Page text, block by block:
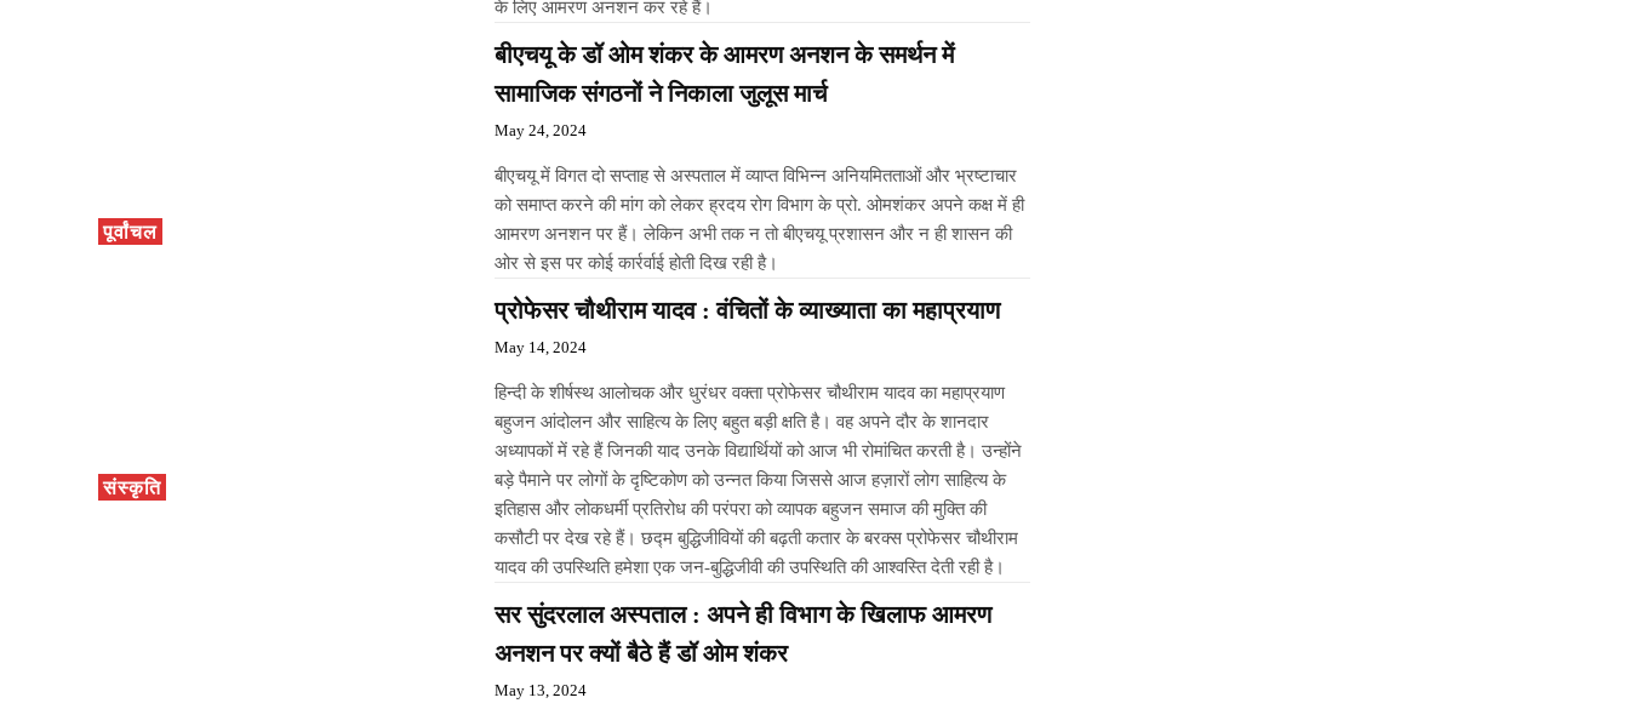
के लिए आमरण अनशन कर रहे हैं।
पूर्वांचल
बीएचयू के डॉ ओम शंकर के आमरण अनशन के समर्थन में
सामाजिक संगठनों ने निकाला जुलूस मार्च
May 24, 2024
बीएचयू में विगत दो सप्ताह से अस्पताल में व्याप्त विभिन्न अनियमितताओं और भ्रष्टाचार
को समाप्त करने की मांग को लेकर ह्रदय रोग विभाग के प्रो. ओमशंकर अपने कक्ष में ही
आमरण अनशन पर हैं। लेकिन अभी तक न तो बीएचयू प्रशासन और न ही शासन की
ओर से इस पर कोई कार्रर्वाई होती दिख रही है।
संस्कृति
प्रोफेसर चौथीराम यादव : वंचितों के व्याख्याता का महाप्रयाण
May 14, 2024
हिन्दी के शीर्षस्थ आलोचक और धुरंधर वक्ता प्रोफेसर चौथीराम यादव का महाप्रयाण
बहुजन आंदोलन और साहित्य के लिए बहुत बड़ी क्षति है। वह अपने दौर के शानदार
अध्यापकों में रहे हैं जिनकी याद उनके विद्यार्थियों को आज भी रोमांचित करती है। उन्होंने
बड़े पैमाने पर लोगों के दृष्टिकोण को उन्नत किया जिससे आज हज़ारों लोग साहित्य के
इतिहास और लोकधर्मी प्रतिरोध की परंपरा को व्यापक बहुजन समाज की मुक्ति की
कसौटी पर देख रहे हैं। छद्म बुद्धिजीवियों की बढ़ती कतार के बरक्स प्रोफेसर चौथीराम
यादव की उपस्थिति हमेशा एक जन-बुद्धिजीवी की उपस्थिति की आश्वस्ति देती रही है।
सर सुंदरलाल अस्पताल : अपने ही विभाग के खिलाफ आमरण
अनशन पर क्यों बैठे हैं डॉ ओम शंकर
May 13, 2024